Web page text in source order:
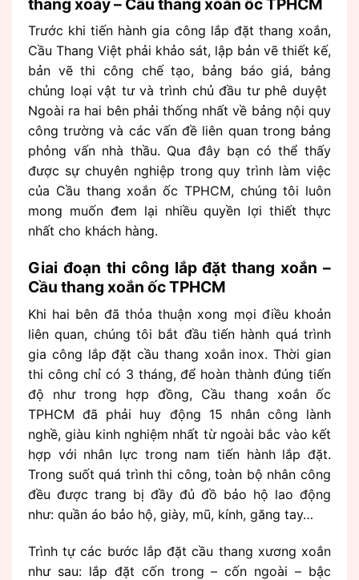
Trước khi tiến hành gia công lắp đặt thang xoắn,
Cầu Thang Việt phải khảo sát, lập bản vẽ thiết kế,
bản vẽ thi công chế tạo, bảng báo giá, bảng
chủng loại vật tư và trình chủ đầu tư phê duyệt
Ngoài ra hai bên phải thống nhất về bảng nội quy
công trường và các vấn đề liên quan trong bảng
phỏng vấn nhà thầu. Qua đây bạn có thể thấy
được sự chuyên nghiệp trong quy trình làm việc
của Cầu thang xoắn ốc TPHCM, chúng tôi luôn
mong muốn đem lại nhiều quyền lợi thiết thực
nhất cho khách hàng.
Giai đoạn thi công lắp đặt thang xoắn –
Cầu thang xoắn ốc TPHCM
Khi hai bên đã thỏa thuận xong mọi điều khoản
liên quan, chúng tôi bắt đầu tiến hành quá trình
gia công lắp đặt cầu thang xoắn inox. Thời gian
thi công chỉ có 3 tháng, để hoàn thành đúng tiến
độ như trong hợp đồng, Cầu thang xoắn ốc
TPHCM đã phải huy động 15 nhân công lành
nghề, giàu kinh nghiệm nhất từ ngoài bắc vào kết
hợp với nhân lực trong nam tiến hành lắp đặt.
Trong suốt quá trình thi công, toàn bộ nhân công
đều được trang bị đầy đủ đồ bảo hộ lao động
như: quần áo bảo hộ, giày, mũ, kính, găng tay…
Trình tự các bước lắp đặt cầu thang xương xoắn
như sau: lắp đặt cốn trong – cốn ngoài – bậc